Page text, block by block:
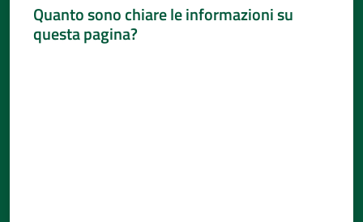
Quanto sono chiare le informazioni su
questa pagina?